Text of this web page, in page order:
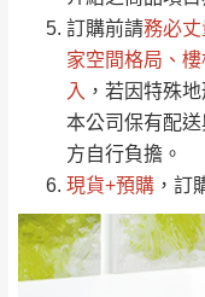
訂購前請務必
家空間格局、 樓
入 ，若因特殊
本公司保有配
方自行負擔。
現貨+預購 ，訂
新竹
台北
電話聯絡
（線上客
下單前先
現貨我們
（洽詢方
地區恕無